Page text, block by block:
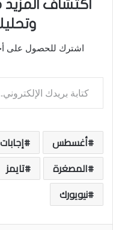
اكتشاف
اشترك للحصول على
كتابة بريدك الإلكتروني...
أغسطس إجابات
المصغرة
تايمز
نيويورك